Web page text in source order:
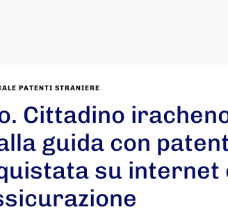
PATENTI STRANIERE
Cittadino
guida con
su internet